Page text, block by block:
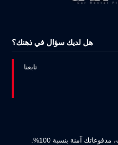
هل لديك سؤال في ذهنك؟
تابعنا